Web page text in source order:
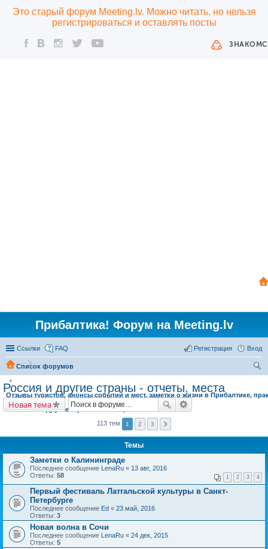
Это старый форум Meeting.lv. Можно читать, но нельзя
регистрироваться и оставлять посты
Прибалтика! Форум на Meeting.lv
Ссылки FAQ Вход
Регистрация
Список форумов
Отзывы туристов, анонсы событий и мест, заметки о жизни в Прибалтике,
Россия и другие страны - отчеты, места
ск
Россия и другие страны - отчеты, места
Новая тема
113 тем 1 2 3
Темы
Заметки о Калининграде
Последнее сообщение LenaRu « 13 авг, 2016
Ответы: 58 1 2 3 4
Первый фестиваль Латгальской культуры в Санкт-
Петербурге
Последнее сообщение Ed « 23 май, 2016
Ответы: 3
Новая волна в Сочи
Последнее сообщение LenaRu « 24 дек, 2015
Ответы: 5